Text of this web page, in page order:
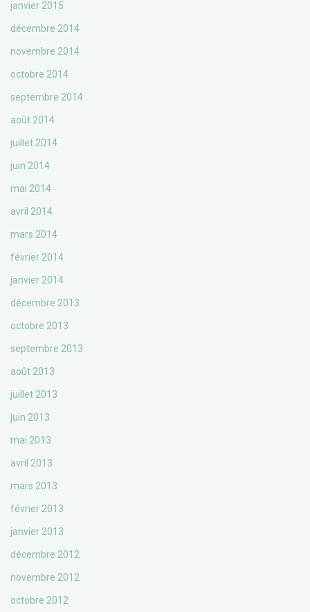
janvier 2015
décembre 2014
novembre 2014
octobre 2014
septembre 2014
août 2014
juillet 2014
juin 2014
mai 2014
avril 2014
mars 2014
février 2014
janvier 2014
décembre 2013
octobre 2013
septembre 2013
août 2013
juillet 2013
juin 2013
mai 2013
avril 2013
mars 2013
février 2013
janvier 2013
décembre 2012
novembre 2012
octobre 2012